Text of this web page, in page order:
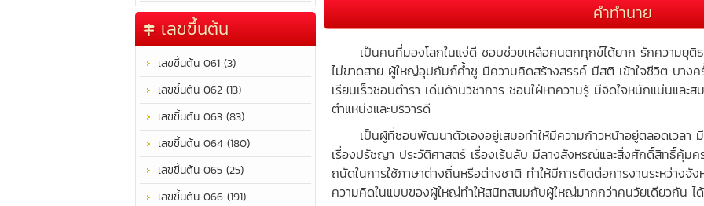
เลขขึ้นต้น
เลขขึ้นต้น 061 (3)
เลขขึ้นต้น 062 (13)
เลขขึ้นต้น 063 (83)
เลขขึ้นต้น 064 (180)
เลขขึ้นต้น 065 (25)
เลขขึ้นต้น 066 (191)
คำทำนาย
เป็นคนที่มองโลกในแง่ดี ชอบช่วยเหลือคนตกทุกข์ได้ยาก รักความยุติ
ไม่ขาดสาย ผู้ใหญ่อุปถัมภ์ค้ำชู มีความคิดสร้างสรรค์ มีสติ เข้าใจชีวิต บางครั้
เรียนเร็วชอบตำรา เด่นด้านวิชาการ ชอบใฝ่หาความรู้ มีจิดใจหนักแน่นแล
ตำแหน่งและบริวารดี
เป็นผู้ที่ชอบพัฒนาตัวเองอยู่เสมอทำให้มีความก้าวหน้าอยู่ตลอดเวลา
เรื่องปรัชญา ประวัติศาสตร์ เรื่องเร้นลับ มีลางสังหรณ์และสิ่งศักดิ์สิทธิ์คุ้ม
ถนัดในการใช้ภาษาต่างถิ่นหรือต่างชาติ ทำให้มีการติดต่อการงานระหว่าง
ความคิดในแบบของผู้ใหญ่ทำให้สนิทสนมกับผู้ใหญ่มากกว่าคนวัยเดียวกัน ไ